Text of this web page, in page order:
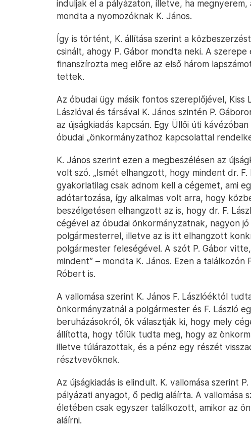
induljak el a pályázaton, illetve, ha
mondta a nyomozóknak K. János.
Így is történt, K. állítása szerint a
csinált, ahogy P. Gábor mondta neki. A
finanszírozta meg előre az első három
tettek.
Az óbudai ügy másik fontos szereplőjével, Kiss
Lászlóval és társával K. János szintén P.
az újságkiadás kapcsán. Egy Üllői úti
óbudai „önkormányzathoz kapcsolattal
K. János szerint ezen a megbeszélésen az
volt szó. „Ismét elhangzott, hogy mindent dr.
gyakorlatilag csak adnom kell a cégemet, ami
adótartozása, így alkalmas volt arra, hogy
beszélgetésen elhangzott az is, hogy dr. F.
cégével az óbudai önkormányzatnak, nagyon
polgármesterrel, illetve az is itt elhangzott
polgármester feleségével. A szót P. Gábor
mindent” – mondta K. János. Ezen a találkozón
Róbert is.
A vallomása szerint K. János F. Lászlóéktól
önkormányzatnál a polgármester és F. László
beruházásokról, ők választják ki, hogy mely
állította, hogy tőlük tudta meg, hogy az
illetve túlárazottak, és a pénz egy részét
résztvevőknek.
Az újságkiadás is elindult. K. vallomása szerint
pályázati anyagot, ő pedig aláírta. A vallomása
életében csak egyszer találkozott, amikor az
aláírni.